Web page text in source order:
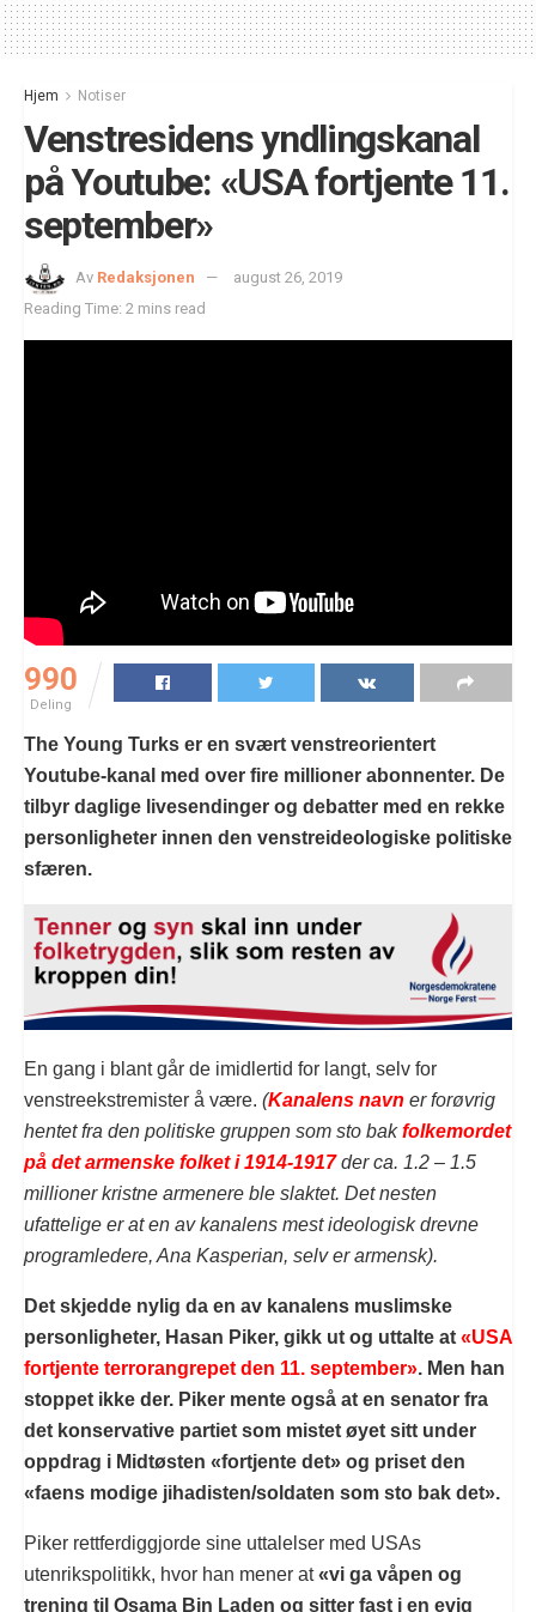
Hjem Notiser
Venstresidens yndlingskanal
på Youtube: «USA fortjente 11.
september»
Av Redaksjonen
august 26, 2019
Reading Time: 2 mins read
990
Deling
The Young Turks er en svært venstreorientert
Youtube-kanal med over fire millioner abonnenter. De
tilbyr daglige livesendinger og debatter med en rekke
personligheter innen den venstreideologiske politiske
sfæren.
En gang i blant går de imidlertid for langt, selv for
venstreekstremister å være. (Kanalens navn er forøvrig
hentet fra den politiske gruppen som sto bakfolkemordet
på det armenske folket i 1914-1917 der ca. 1.2 – 1.5
millioner kristne armenere ble slaktet. Det nesten
ufattelige er at en av kanalens mest ideologisk drevne
programledere, Ana Kasperian, selv er armensk).
Det skjedde nylig da en av kanalens muslimske
personligheter, Hasan Piker, gikk ut og uttalte at «USA
fortjente terrorangrepet den 11. september». Men han
stoppet ikke der. Piker mente også at en senator fra
det konservative partiet som mistet øyet sitt under
oppdrag i Midtøsten «fortjente det» og priset den
«faens modige jihadisten/soldaten som sto bak det».
Piker rettferdiggjorde sine uttalelser med USAs
utenrikspolitikk, hvor han mener at«vi ga våpen og
trening til Osama Bin Laden og sitter fast i en evig